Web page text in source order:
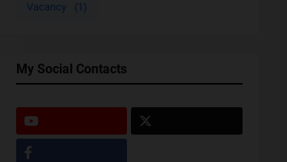
Vacancy (1)
My Social Contacts